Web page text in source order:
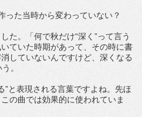
った当時から変わっていない？
た。「何で秋だけ“深く”って言う
ていた時期があって、その時に書
していないんですけど、深くなる
。
”と表現される言葉ですよね。先ほ
の曲では効果的に使われていま